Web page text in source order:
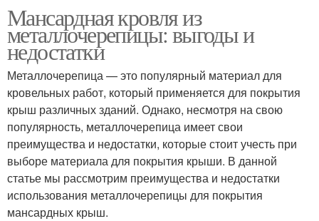
Мансардная кровля из
металлочерепицы: выгоды и
недостатки
Металлочерепица — это популярный материал для
кровельных работ, который применяется для покрытия
крыш различных зданий. Однако, несмотря на свою
популярность, металлочерепица имеет свои
преимущества и недостатки, которые стоит учесть при
выборе материала для покрытия крыши. В данной
статье мы рассмотрим преимущества и недостатки
использования металлочерепицы для покрытия
мансардных крыш.